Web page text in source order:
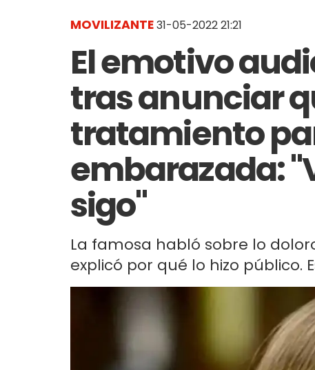
MOVILIZANTE31-05-2022 21:21
El emotivo
tras anunciar
tratamiento
embarazada:
sigo"
La famosa habló sobre lo
explicó por qué lo hizo público.